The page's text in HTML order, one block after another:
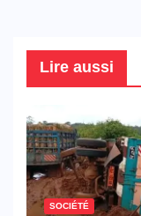
Lire aussi
SOCIÉTÉ